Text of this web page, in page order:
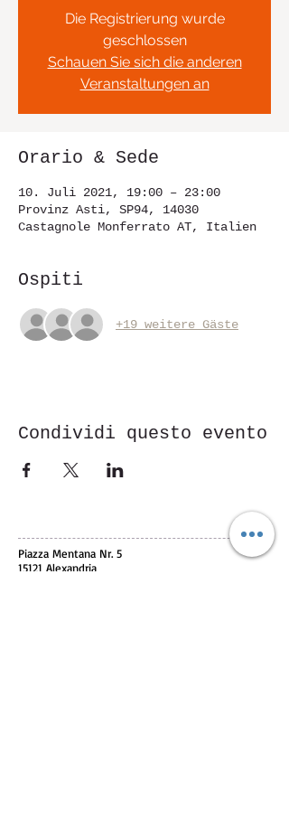
Die Registrierung wurde
geschlossen
Schauen Sie sich die anderen
Veranstaltungen an
Orario & Sede
10. Juli 2021, 19:00 – 23:00
Provinz Asti, SP94, 14030
Castagnole Monferrato AT, Italien
Ospiti
+19 weitere Gäste
Condividi questo evento
Piazza Mentana Nr. 5
15121 Alexandria